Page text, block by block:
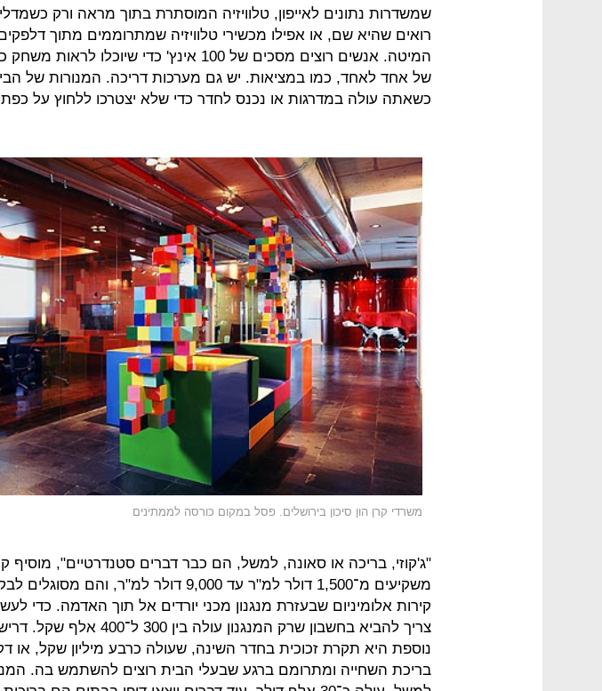
שמשדרות נתונים לאייפון, טלוויזיה המוסתרת בתוך מראה ורק
רואים שהיא שם, או אפילו מכשירי טלוויזיה שמתרוממים מתוך
המיטה. אנשים רוצים מסכים של 100 אינץ' כדי שיוכלו
של אחד לאחד, כמו במציאות. יש גם מערכות דריכה. המנורות של
כשאתה עולה במדרגות או נכנס לחדר כדי שלא יצטרכו ללחוץ על
משרדי קרן הון סיכון בירושלים. פסל במקום כורסה לממתינים
"ג'קוזי, בריכה או סאונה, למשל, הם כבר דברים סטנדרטיים", מוסיף
משקיעים מ־1,500 דולר למ"ר עד 9,000 דולר למ"ר, והם
קירות אלומיניום שבעזרת מנגנון מכני יורדים אל תוך האדמה. כדי
צריך להביא בחשבון שרק המנגנון עולה בין
נוספת היא תקרת זכוכית בחדר השינה, שעולה כרבע מיליון שקל, או
בריכת השחייה ומתרומם ברגע שבעלי הבית רוצים להשתמש בה.